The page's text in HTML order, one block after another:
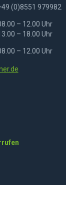
(0)8551 979982
– 12.00 Uhr
– 18.00 Uhr
– 12.00 Uhr